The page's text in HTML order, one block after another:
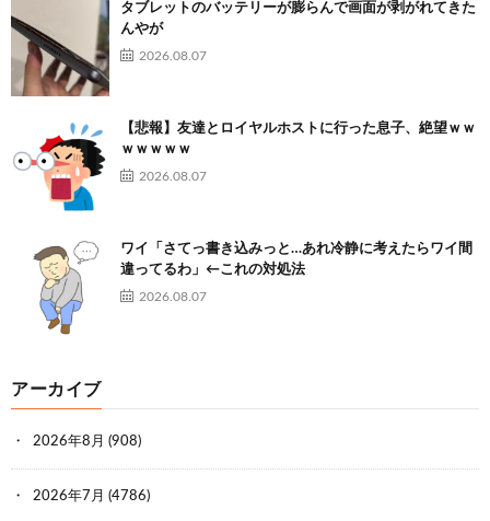
タブレットのバッテリーが膨らんで画面が剥がれてきた
んやが
2026.08.07
【悲報】友達とロイヤルホストに行った息子、絶望ｗｗ
ｗｗｗｗｗ
2026.08.07
ワイ「さてっ書き込みっと…あれ冷静に考えたらワイ間
違ってるわ」←これの対処法
2026.08.07
アーカイブ
2026年8月 (908)
2026年7月 (4786)